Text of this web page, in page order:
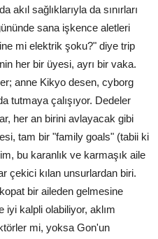
akıl sağlıklarıyla da sınırları
sana işkence aletleri
mi elektrik şoku?" diye trip
her bir üyesi, ayrı bir vaka.
anne Kikyo desen, cyborg
tutmaya çalışıyor. Dedeler
her an birini avlayacak gibi
tam bir "family goals" (tabii ki
bu karanlık ve karmaşık aile
çekici kılan unsurlardan biri.
bir aileden gelmesine
iyi kalpli olabiliyor, aklım
mi, yoksa Gon'un